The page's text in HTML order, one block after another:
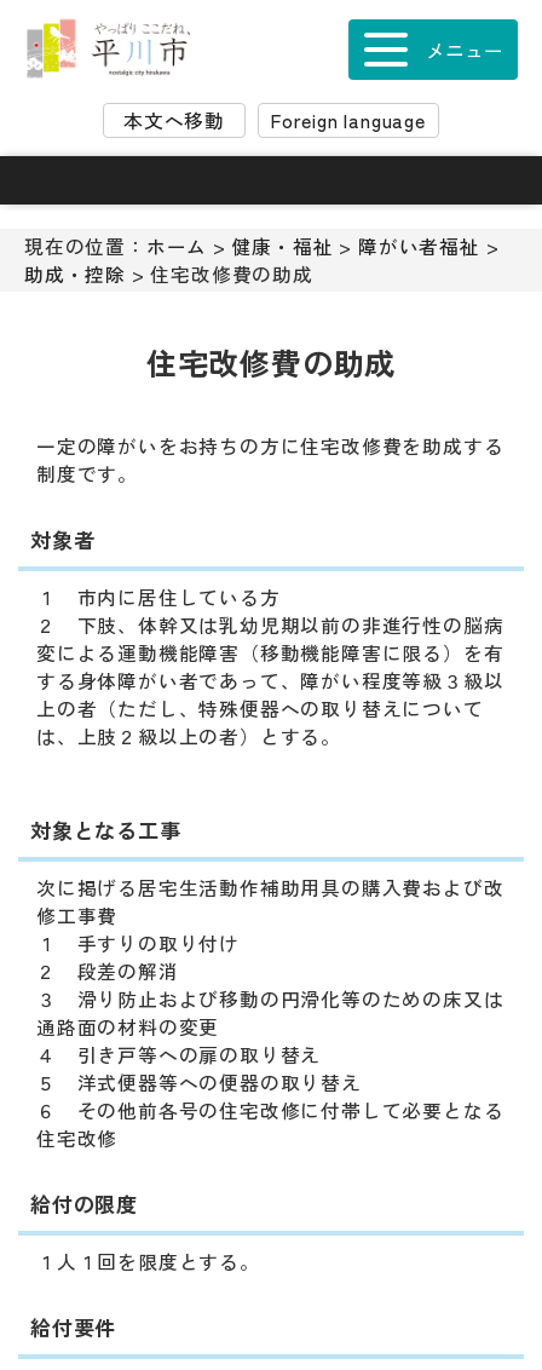
ョ
ス
す
本文へ移動 Foreign language
メニュー
現在の位置： ホーム > 健康・福祉 > 障がい者福祉 >
助成・控除 > 住宅改修費の助成
住宅改修費の助成
一定の障がいをお持ちの方に住宅改修費を助成する
制度です。
対象者
１ 市内に居住している方
２ 下肢、体幹又は乳幼児期以前の非進行性の脳病
変による運動機能障害（移動機能障害に限る）を有
する身体障がい者であって、障がい程度等級３級以
上の者（ただし、特殊便器への取り替えについて
は、上肢２級以上の者）とする。
対象となる工事
次に掲げる居宅生活動作補助用具の購入費および改
修工事費
１ 手すりの取り付け
２ 段差の解消
３ 滑り防止および移動の円滑化等のための床又は
通路面の材料の変更
４ 引き戸等への扉の取り替え
５ 洋式便器等への便器の取り替え
６ その他前各号の住宅改修に付帯して必要となる
住宅改修
給付の限度
１人１回を限度とする。
給付要件